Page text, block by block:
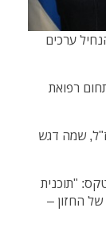
ערכים
רפואת
ז"ל, שמה דגש
"תוכנית
החזון –